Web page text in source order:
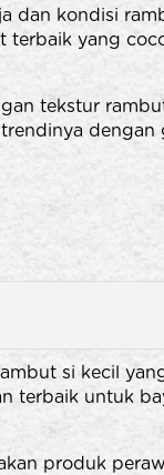
dan kondisi
terbaik yang
tekstur
dengan
si kecil
terbaik untuk
produk